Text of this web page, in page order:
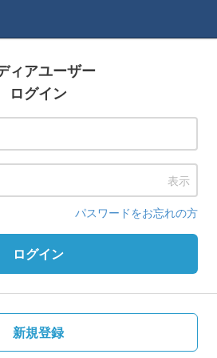
ィアユーザー
ログイン
表示
パスワードをお忘れの方
ログイン
新規登録